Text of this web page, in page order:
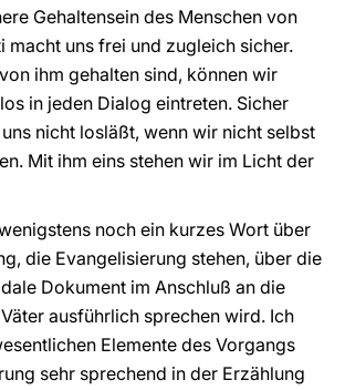
Gehaltensein des Menschen von
macht uns frei und zugleich sicher.
ihm gehalten sind, können wir
in jeden Dialog eintreten. Sicher
nicht losläßt, wenn wir nicht selbst
Mit ihm eins stehen wir im Licht der
noch ein kurzes Wort über
die Evangelisierung stehen, über die
Dokument im Anschluß an die
ausführlich sprechen wird. Ich
Elemente des Vorgangs
sehr sprechend in der Erzählung